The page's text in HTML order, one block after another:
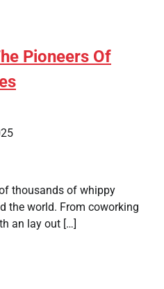
Pioneers Of
thousands of whippy
the world. From coworking
an lay out […]